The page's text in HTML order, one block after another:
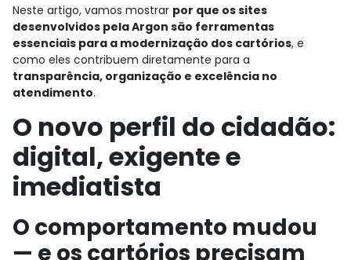
Neste artigo, vamos mostrar por que os sites
desenvolvidos pela Argon são ferramentas
essenciais para a modernização dos cartórios, e
como eles contribuem diretamente para a
transparência, organização e excelência no
atendimento.
O novo perfil do cidadão:
digital, exigente e
imediatista
O comportamento mudou
— e os cartórios precisam